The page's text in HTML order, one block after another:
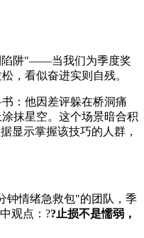
陷阱"——当我们为季度奖
，看似奋进实则自残。
：他因差评躲在桥洞痛
抹星空。这个场景暗合积
显示掌握该技巧的人群，
钟情绪急救包"的团队，季
观点：??止损不是懦弱，